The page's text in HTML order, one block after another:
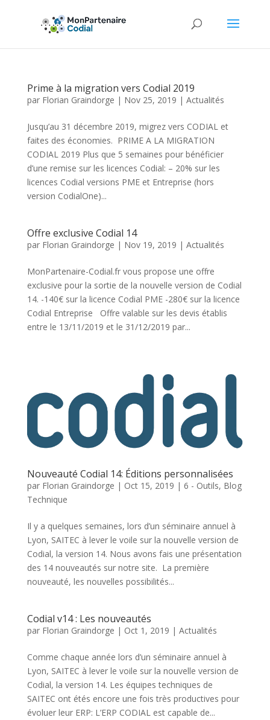
Prime à la migration vers Codial 2019
par Florian Graindorge | Nov 25, 2019 | Actualités
Jusqu’au 31 décembre 2019, migrez vers CODIAL et
faites des économies. PRIME A LA MIGRATION
CODIAL 2019 Plus que 5 semaines pour bénéficier
d’une remise sur les licences Codial: – 20% sur les
licences Codial versions PME et Entreprise (hors
version CodialOne)...
Offre exclusive Codial 14
par Florian Graindorge | Nov 19, 2019 | Actualités
MonPartenaire-Codial.fr vous propose une offre
exclusive pour la sortie de la nouvelle version de Codial
14. -140€ sur la licence Codial PME -280€ sur la licence
Codial Entreprise Offre valable sur les devis établis
entre le 13/11/2019 et le 31/12/2019 par...
Nouveauté Codial 14: Éditions personnalisées
par Florian Graindorge | Oct 15, 2019 | 6 - Outils, Blog
Technique
Il y a quelques semaines, lors d’un séminaire annuel à
Lyon, SAITEC à lever le voile sur la nouvelle version de
Codial, la version 14. Nous avons fais une présentation
des 14 nouveautés sur notre site. La première
nouveauté, les nouvelles possibilités...
Codial v14 : Les nouveautés
par Florian Graindorge | Oct 1, 2019 | Actualités
Comme chaque année lors d’un séminaire annuel à
Lyon, SAITEC à lever le voile sur la nouvelle version de
Codial, la version 14. Les équipes techniques de
SAITEC ont étés encore une fois très productives pour
évoluer leur ERP: L’ERP CODIAL est capable de...